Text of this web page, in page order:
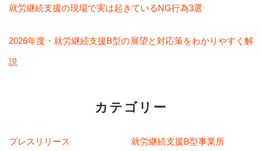
就労継続支援の現場で実は起きているNG行為3選
2026年度・就労継続支援B型の展望と対応策をわかりやすく解
説
カテゴリー
プレスリリース 就労継続支援B型事業所